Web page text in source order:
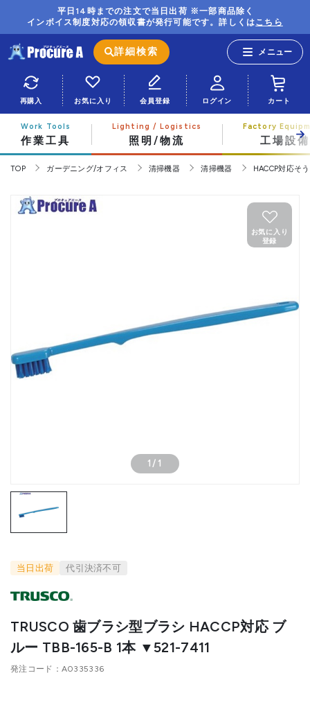
平日14時までの注文で当日出荷 ※一部商品除く
インボイス制度対応の領収書が発行可能です。詳しくはこちら
詳細検索
再購入 お気に入り 会員登録 ログイン カート
作業工具 照明/物流 工場設備
TOP ガーデニング/オフィス 清掃機器 清掃機器 HACCP対応そ
1 / 1
お気に入り
登録
当日出荷 代引決済不可
TRUSCO 歯ブラシ型ブラシ HACCP対応 ブ
ルー TBB-165-B 1本 ▼521-7411
発注コード A0335336